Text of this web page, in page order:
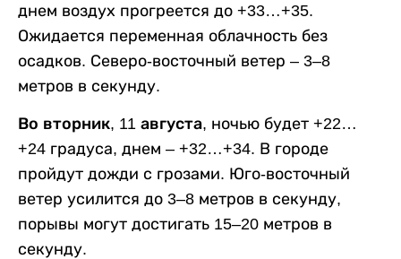
днем воздух прогреется до +33…+35.
Ожидается переменная облачность без
осадков. Северо-восточный ветер – 3–8
метров в секунду.
Во вторник, 11 августа, ночью будет +22…
+24 градуса, днем – +32…+34. В городе
пройдут дожди с грозами. Юго-восточный
ветер усилится до 3–8 метров в секунду,
порывы могут достигать 15–20 метров в
секунду.